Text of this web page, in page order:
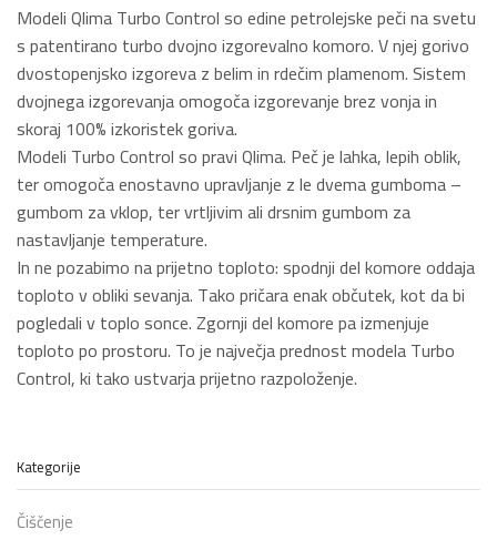
Modeli Qlima Turbo Control so edine petrolejske peči na svetu
s patentirano turbo dvojno izgorevalno komoro. V njej gorivo
dvostopenjsko izgoreva z belim in rdečim plamenom. Sistem
dvojnega izgorevanja omogoča izgorevanje brez vonja in
skoraj 100% izkoristek goriva.
Modeli Turbo Control so pravi Qlima. Peč je lahka, lepih oblik,
ter omogoča enostavno upravljanje z le dvema gumboma –
gumbom za vklop, ter vrtljivim ali drsnim gumbom za
nastavljanje temperature.
In ne pozabimo na prijetno toploto: spodnji del komore oddaja
toploto v obliki sevanja. Tako pričara enak občutek, kot da bi
pogledali v toplo sonce. Zgornji del komore pa izmenjuje
toploto po prostoru. To je največja prednost modela Turbo
Control, ki tako ustvarja prijetno razpoloženje.
Kategorije
Čiščenje